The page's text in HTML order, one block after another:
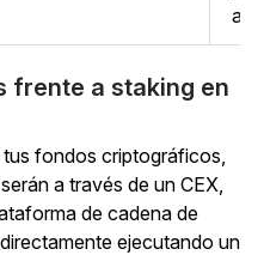
al
frente a staking en
fondos criptográficos,
a través de un CEX,
de cadena de
ejecutando un